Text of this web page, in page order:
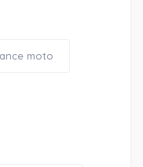
moto